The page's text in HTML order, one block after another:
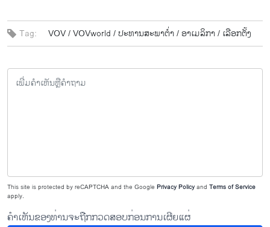
Tag: VOV /VOVworld /ປະ​ທານ​ສະ​ພາ​ຕ່ຳ /ອາ​ເມ​ລິ​ກາ / ເລືອກ​ຕັ້ງ
This site is protected by reCAPTCHA and the Google Privacy Policyand Terms of Service
apply.
ຄຳເຫັນຂອງທ່ານຈະຖືກກວດສອບກ່ອນການເຜີຍແຜ່